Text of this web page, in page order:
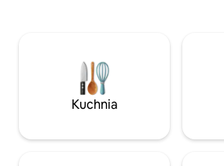
komfortu i przyrody. W Hoedspruit
Wildlife Estate obowiązuje ścisły zakaz
organizowania imprez i głośnej muzyki,
aby zapewnić spokojne środowisko
i gościom.
Kuchnia